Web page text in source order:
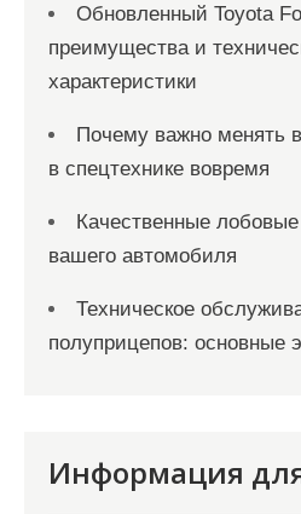
Обновленный Toyota
преимущества и
характеристики
Почему важно менять
в спецтехнике вовремя
Качественные
вашего автомобиля
Техническое
полуприцепов: основные
Информация